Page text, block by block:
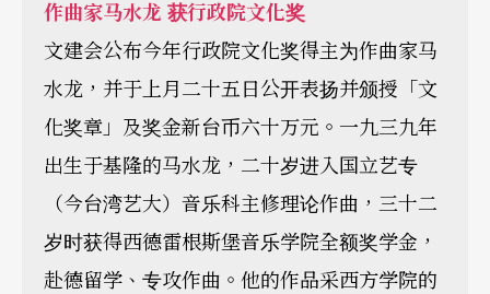
作曲家马水龙 获行政院文化奖
文建会公布今年行政院文化奖得主为作曲家马
水龙，并于上月二十五日公开表扬并颁授「文
化奖章」及奖金新台币六十万元。一九三九年
出生于基隆的马水龙，二十岁进入国立艺专
（今台湾艺大）音乐科主修理论作曲，三十二
岁时获得西德雷根斯堡音乐学院全额奖学金，
赴德留学、专攻作曲。他的作品采西方学院的